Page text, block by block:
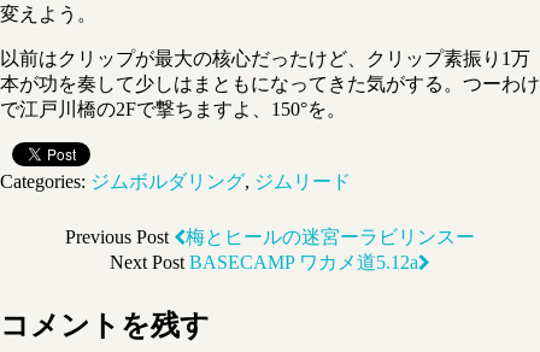
変えよう。
以前はクリップが最大の核心だったけど、クリップ素振り1万
本が功を奏して少しはまともになってきた気がする。つーわけ
で江戸川橋の2Fで撃ちますよ、150°を。
Categories: ジムボルダリング, ジムリード
Previous Post
梅とヒールの迷宮ーラビリンスー
Next Post BASECAMP ワカメ道5.12a
コメントを残す